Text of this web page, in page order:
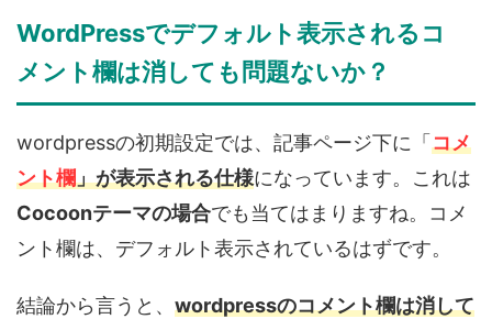
WordPressでデフォルト表示されるコ
メント欄は消しても問題ないか？
wordpressの初期設定では、記事ページ下に「 コメ
ント欄」が表示される仕様になっています。これは
Cocoonテーマの場合でも当てはまりますね。コメ
ント欄は、デフォルト表示されているはずです。
結論から言うと、 wordpressのコメント欄は消して